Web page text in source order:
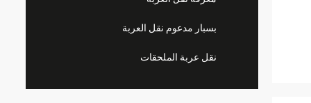
بسبار مدعوم نقل العربة
نقل عربة الملحقات